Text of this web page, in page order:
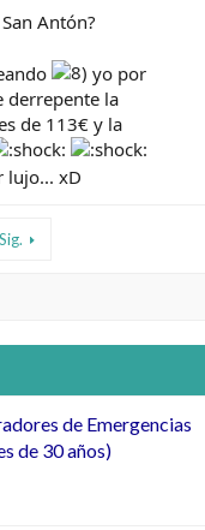
Antón?
yo por
derrepente la
de 113€ y la
lujo... xD
Sig.
de Emergencias
de 30 años)